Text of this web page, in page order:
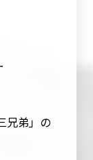
兄弟」の